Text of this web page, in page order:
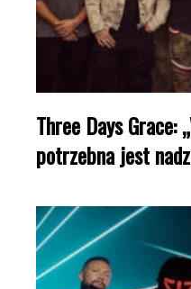
Three Days Grace:
potrzebna jest